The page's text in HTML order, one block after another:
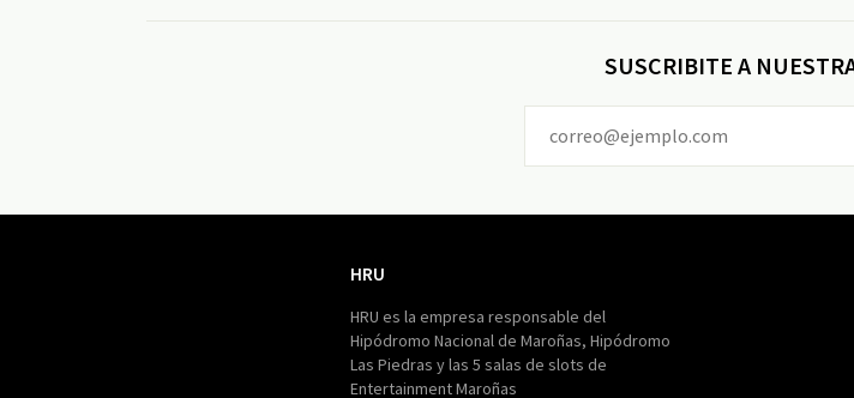
SUSCRIBITE A
HRU
HRU es la empresa responsable del
Hipódromo Nacional de Maroñas, Hipódromo
Las Piedras y las 5 salas de slots de
Entertainment Maroñas